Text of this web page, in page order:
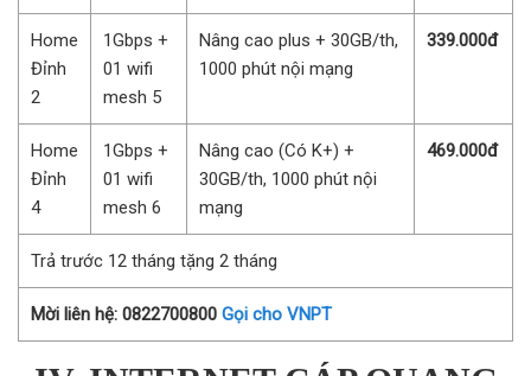
Home
Đỉnh
2
1Gbps +
01 wifi
mesh 5
Nâng cao plus + 30GB/th,
1000 phút nội mạng
339.000đ
Home
Đỉnh
4
1Gbps +
01 wifi
mesh 6
Nâng cao (Có K+) +
30GB/th, 1000 phút nội
mạng
469.000đ
Trả trước 12 tháng tặng 2 tháng
Mời liên hệ: 0822700800 Gọi cho VNPT